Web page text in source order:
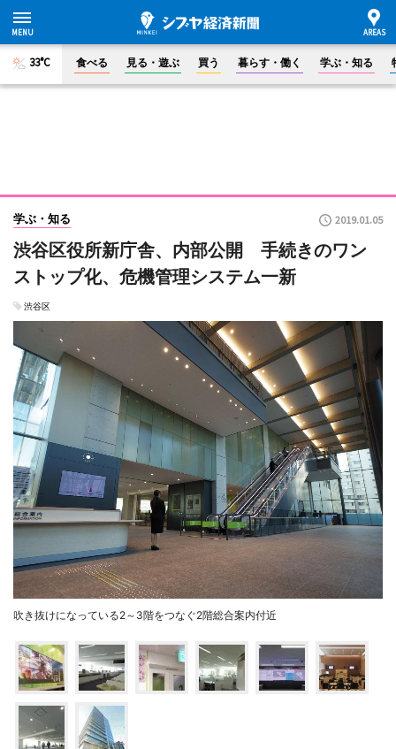
33°C 食べる 見る・遊ぶ 買う 暮らす・働く 学ぶ・知る
学ぶ・知る 2019.01.05
渋谷区役所新庁舎、内部公開 手続きのワン
ストップ化、危機管理システム一新
渋谷区
吹き抜けになっている2～3階をつなぐ2階総合案内付近